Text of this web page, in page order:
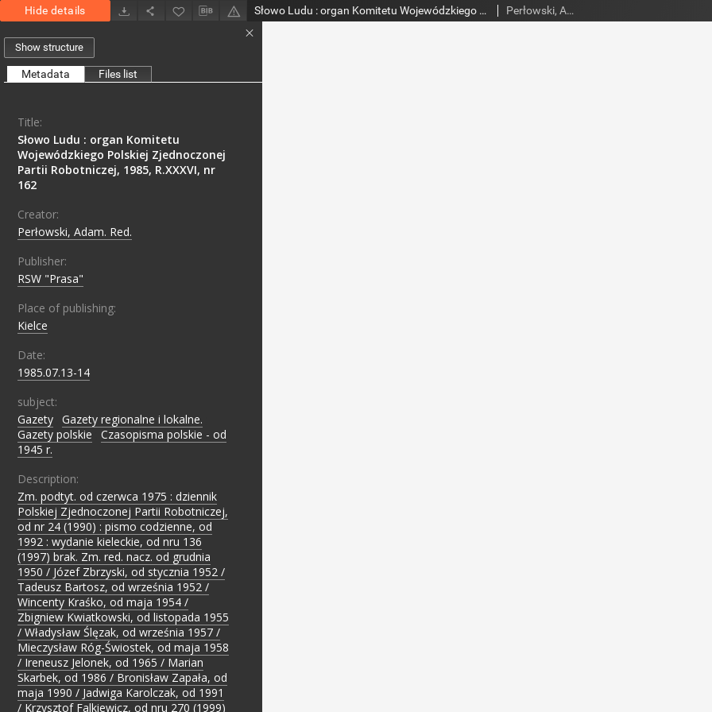
Hide details Słowo Ludu : organ Komitetu Wojewódzkiego Polskiej Zjednoczonej Partii Robotniczej, 1985, R.XXXVI, nr 162 Perłowski, Adam. Red.
Show structure
Metadata Files list
Title:
Słowo Ludu : organ Komitetu
Wojewódzkiego Polskiej Zjednoczonej
Partii Robotniczej, 1985, R.XXXVI, nr
162
Creator:
Perłowski, Adam. Red.
Publisher:
RSW "Prasa"
Place of publishing:
Kielce
Date:
1985.07.13-14
subject:
Gazety Gazety regionalne i lokalne.
Gazety polskie
Czasopisma polskie - od
1945 r.
Description:
Zm. podtyt. od czerwca 1975 : dziennik
Polskiej Zjednoczonej Partii Robotniczej,
od nr 24 (1990) : pismo codzienne, od
1992 : wydanie kieleckie, od nru 136
(1997) brak. Zm. red. nacz. od grudnia
1950 / Józef Zbrzyski, od stycznia 1952 /
Tadeusz Bartosz, od września 1952 /
Wincenty Kraśko, od maja 1954 /
Zbigniew Kwiatkowski, od listopada 1955
/ Władysław Ślęzak, od września 1957 /
Mieczysław Róg-Świostek, od maja 1958
/ Ireneusz Jelonek, od 1965 / Marian
Skarbek, od 1986 / Bronisław Zapała, od
maja 1990 / Jadwiga Karolczak, od 1991
/ Krzysztof Falkiewicz, od nru 270 (1999)